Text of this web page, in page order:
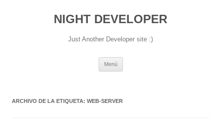
NIGHT DEVELOPER
Just Another Developer site :)
Menú
ARCHIVO DE LA ETIQUETA: WEB-SERVER